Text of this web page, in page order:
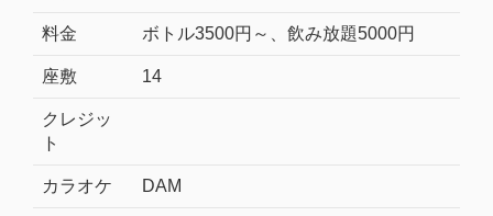
料金 ボトル3500円～、飲み放題5000円
座敷 14
クレジッ
ト
カラオケ DAM